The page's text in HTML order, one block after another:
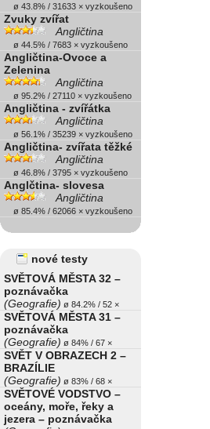
ø 43.8% / 31633 × vyzkoušeno
Zvuky zvířat
Angličtina
ø 44.5% / 7683 × vyzkoušeno
Angličtina-Ovoce a
Zelenina
Angličtina
ø 95.2% / 27110 × vyzkoušeno
Angličtina - zvířátka
Angličtina
ø 56.1% / 35239 × vyzkoušeno
Angličtina- zvířata těžké
Angličtina
ø 46.8% / 3795 × vyzkoušeno
Anglčtina- slovesa
Angličtina
ø 85.4% / 62066 × vyzkoušeno
nové testy
SVĚTOVÁ MĚSTA 32 –
poznávačka
(Geografie) ø 84.2% / 52 ×
SVĚTOVÁ MĚSTA 31 –
poznávačka
(Geografie) ø 84% / 67 ×
SVĚT V OBRAZECH 2 –
BRAZÍLIE
(Geografie) ø 83% / 68 ×
SVĚTOVÉ VODSTVO –
oceány, moře, řeky a
jezera – poznávačka